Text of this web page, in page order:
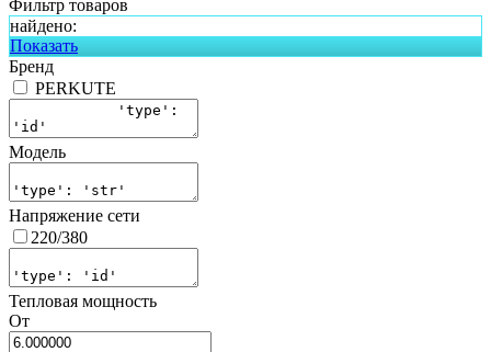
Фильтр товаров
найдено:
Показать
Бренд
PERKUTE
Модель
Напряжение сети
220/380
Тепловая мощность
От